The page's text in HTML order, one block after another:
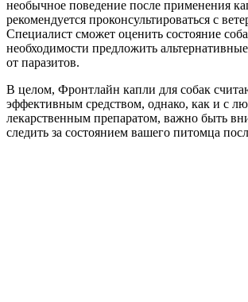
необычное поведение после применения
рекомендуется проконсультироваться с
Специалист сможет оценить состояние
необходимости предложить
от паразитов.
В целом, Фронтлайн капли для собак
эффективным средством, однако, как и с
лекарственным препаратом, важно быть
следить за состоянием вашего питомца